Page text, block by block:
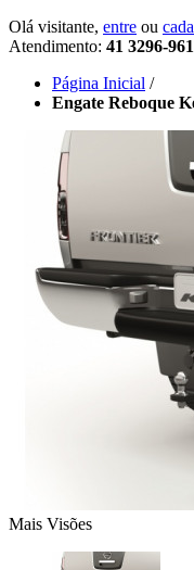
Olá visitante, entre ou
Atendimento: 41 3296-
Página Inicial /
Engate Reboque
Mais Visões